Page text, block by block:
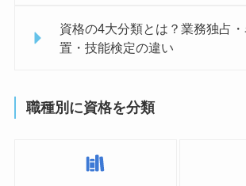
資格の4大分類とは？業務独占
置・技能検定の違い
職種別に資格を分類